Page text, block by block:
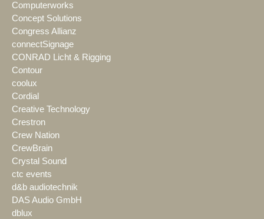
Computerworks
Concept Solutions
Congress Allianz
connectSignage
CONRAD Licht & Rigging
Contour
coolux
Cordial
Creative Technology
Crestron
Crew Nation
CrewBrain
Crystal Sound
ctc events
d&b audiotechnik
DAS Audio GmbH
dblux